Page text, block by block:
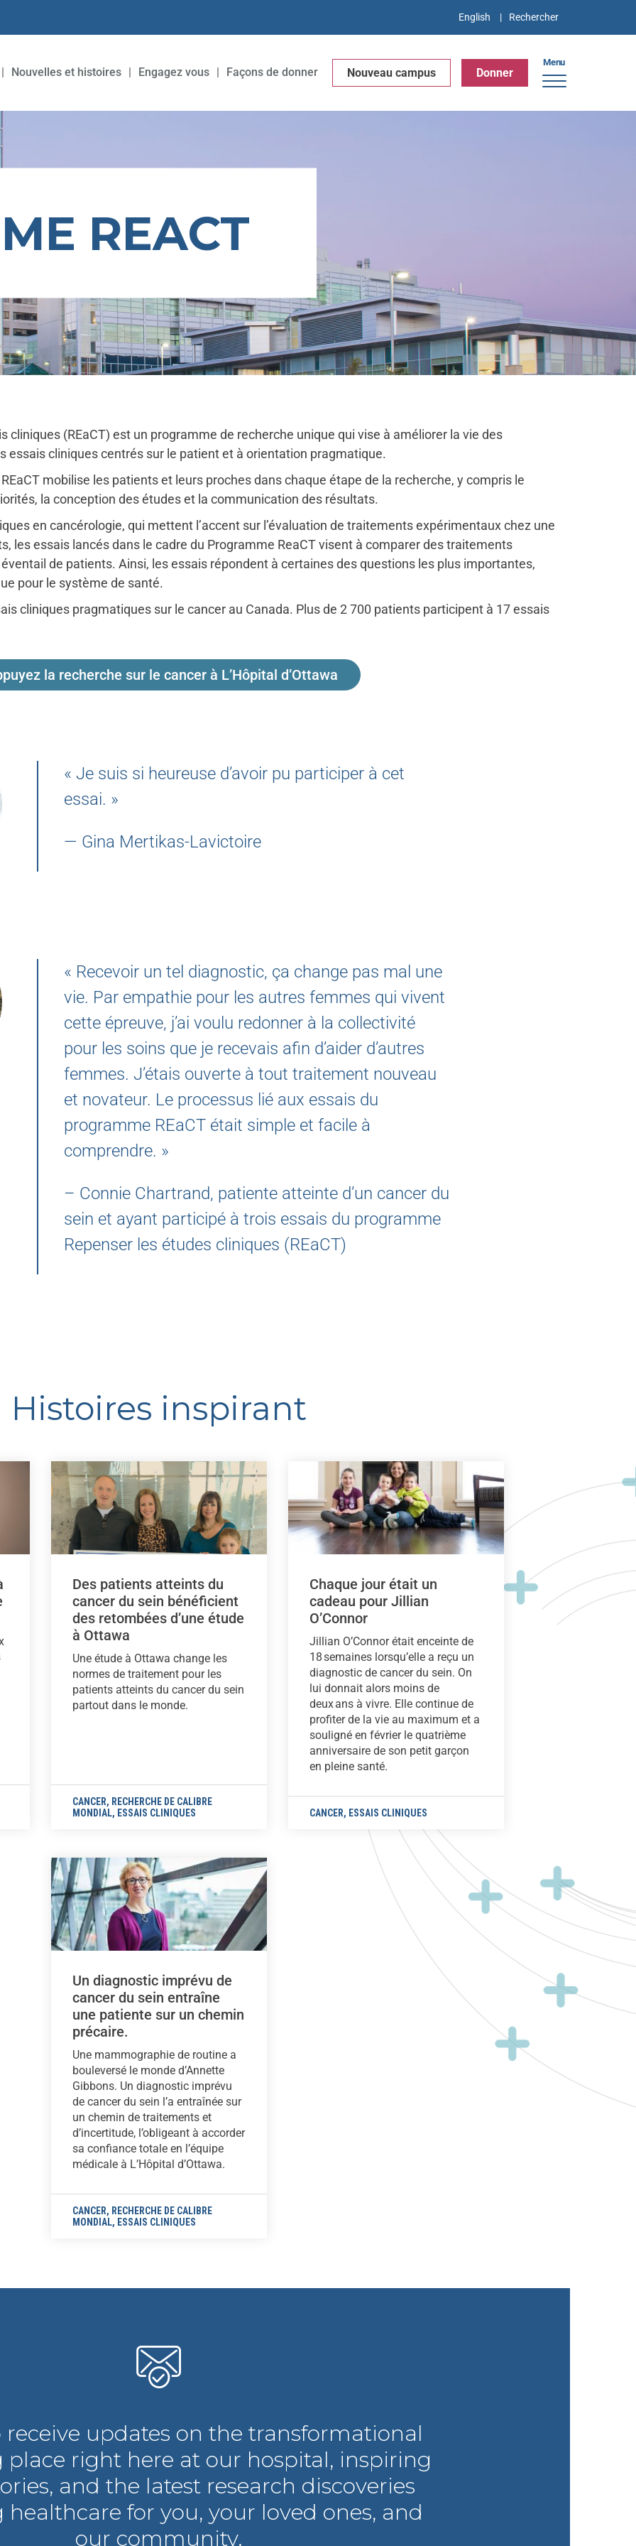
English
Nouvelles et histoires Engagez vous Façons de donner Nouveau campus Donner
Menu
REACT
cliniques (REaCT) est un programme de recherche unique qui vise à améliorer la vie des
essais cliniques centrés sur le patient et à orientation pragmatique.
mobilise les patients et leurs proches dans chaque étape de la recherche, y compris le
la conception des études et la communication des résultats.
en cancérologie, qui mettent l’accent sur l’évaluation de traitements expérimentaux chez une
les essais lancés dans le cadre du Programme ReaCT visent à comparer des traitements
de patients. Ainsi, les essais répondent à certaines des questions les plus importantes,
pour le système de santé.
cliniques pragmatiques sur le cancer au Canada. Plus de 2 700 patients participent à 17 essais
la recherche sur le cancer à L’Hôpital d’Ottawa
« Je suis si heureuse d’avoir pu participer à cet
essai. »
— Gina Mertikas-Lavictoire
« Recevoir un tel diagnostic, ça change pas mal une
vie. Par empathie pour les autres femmes qui vivent
cette épreuve, j’ai voulu redonner à la collectivité
pour les soins que je recevais afin d’aider d’autres
femmes. J’étais ouverte à tout traitement nouveau
et novateur. Le processus lié aux essais du
programme REaCT était simple et facile à
comprendre. »
– Connie Chartrand, patiente atteinte d’un cancer du
sein et ayant participé à trois essais du programme
Repenser les études cliniques (REaCT)
Histoires inspirant
Des patients atteints du
cancer du sein bénéficient
des retombées d’une étude
à Ottawa
Une étude à Ottawa change les
normes de traitement pour les
patients atteints du cancer du sein
partout dans le monde.
CANCER, RECHERCHE DE CALIBRE
MONDIAL, ESSAIS CLINIQUES
Chaque jour était un
cadeau pour Jillian
O’Connor
Jillian O’Connor était enceinte de
18 semaines lorsqu’elle a reçu un
diagnostic de cancer du sein. On
lui donnait alors moins de
deux ans à vivre. Elle continue de
profiter de la vie au maximum et a
souligné en février le quatrième
anniversaire de son petit garçon
en pleine santé.
CANCER, ESSAIS CLINIQUES
Un diagnostic imprévu de
cancer du sein entraîne
une patiente sur un chemin
précaire.
Une mammographie de routine a
bouleversé le monde d’Annette
Gibbons. Un diagnostic imprévu
de cancer du sein l’a entraînée sur
un chemin de traitements et
d’incertitude, l’obligeant à accorder
sa confiance totale en l’équipe
médicale à L’Hôpital d’Ottawa.
CANCER, RECHERCHE DE CALIBRE
MONDIAL, ESSAIS CLINIQUES
updates on the transformational
place right here at our hospital, inspiring
and the latest research discoveries
for you, your loved ones, and
our community.